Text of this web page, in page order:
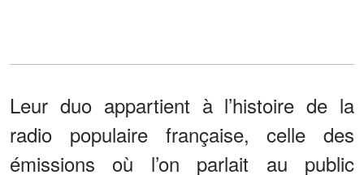
Leur duo appartient à l’histoire de la
radio populaire française, celle des
émissions où l’on parlait au public